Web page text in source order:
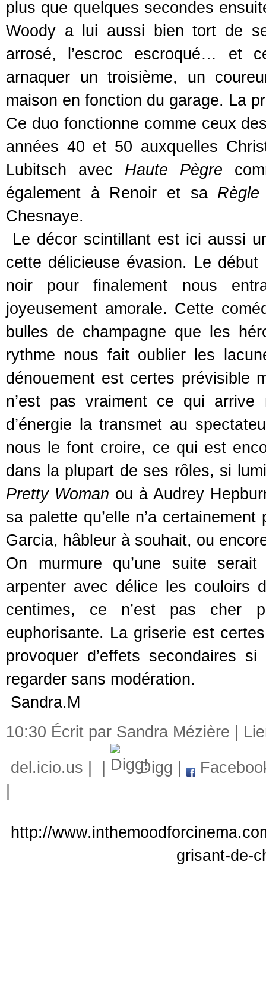
plus que quelques secondes
Woody a lui aussi bien tort de
arrosé, l’escroc escroqué… et
arnaquer un troisième, un
maison en fonction du garage. La
Ce duo fonctionne comme ceux
années 40 et 50 auxquelles
Lubitsch avec Haute Pègre
également à Renoir et sa
Chesnaye.
Le décor scintillant est ici aussi
cette délicieuse évasion. Le
noir pour finalement nous
joyeusement amorale. Cette
bulles de champagne que les
rythme nous fait oublier les
dénouement est certes prévisible
n’est pas vraiment ce qui
d’énergie la transmet au
nous le font croire, ce qui est
dans la plupart de ses rôles, si
Pretty Woman ou à Audrey
sa palette qu’elle n’a
Garcia, hâbleur à souhait, ou
On murmure qu’une suite
arpenter avec délice les couloirs
centimes, ce n’est pas cher
euphorisante. La griserie est
provoquer d’effets secondaires
regarder sans modération.
Sandra.M
10:30 Écrit par Sandra Mézière |
del.icio.us
Digg
http://
grisant-de-